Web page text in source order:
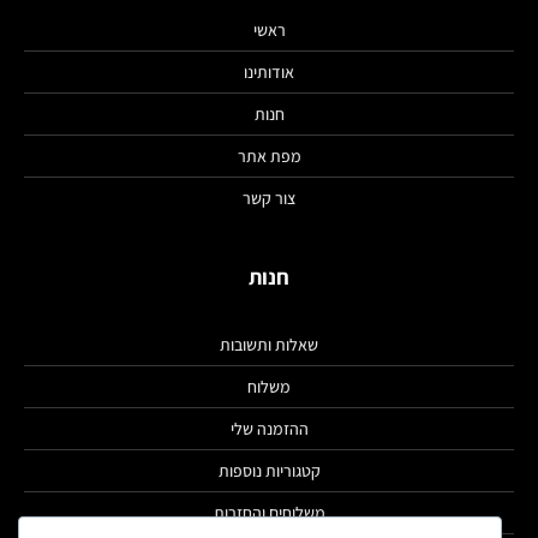
ראשי
אודותינו
חנות
מפת אתר
צור קשר
חנות
שאלות ותשובות
משלוח
ההזמנה שלי
קטגוריות נוספות
משלוחים והחזרות